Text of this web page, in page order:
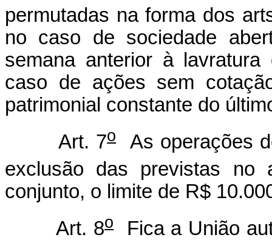
permutadas na forma dos
no caso de sociedade
semana anterior à
caso de ações sem
patrimonial constante do
Art. 7oAs operações
exclusão das previstas no
conjunto, o limite de R$
Art. 8oFica a União